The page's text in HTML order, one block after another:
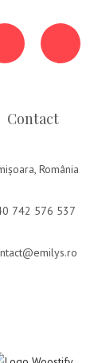
Contact
România
742 576 537